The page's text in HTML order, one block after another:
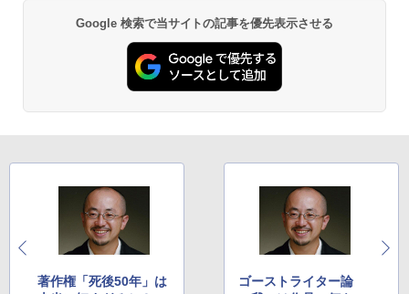
Google 検索で当サイトの記事を優先表示させる
著作権「死後50年」は
ゴーストライター論